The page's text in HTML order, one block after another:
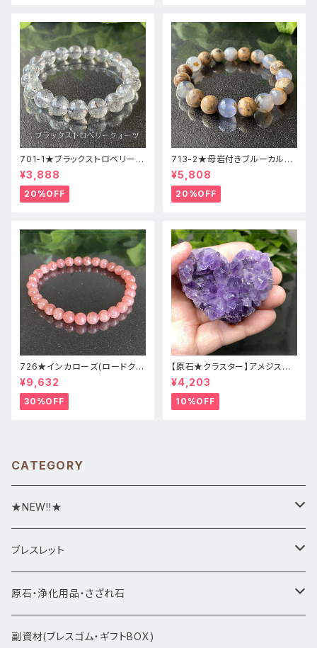
701-1★ブラックストロベリーク
ォーツ【高品質】天然石ブレスレ
ッパワーストーン
¥3,888
20%OFF
713-2★母岩付きブルーカルセ
ドニー【高品質】天然石ブレスレ
ットパワーストーン
¥5,808
20%OFF
726★インカローズ(ロードクロ
サイト)★天然石ブレスレット新
品
¥9,632
30%OFF
【原石★クラスター】アメジスト
★ハート形★cp-071天然石パ
ワーストーン★インテリア置物
¥4,203
10%OFF
CATEGORY
★NEW!!★
★新入荷1/28~
ブレスレット
ブレスレット1点物
アマビエシリーズ
原石・浄化用品・さざれ石
浄化さざれ石
副資材(ブレスゴム・ギフトBOX)